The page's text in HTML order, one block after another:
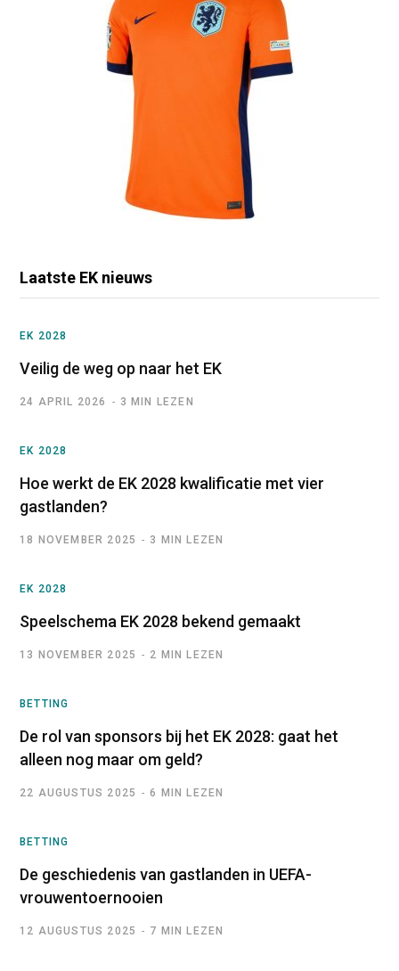
Laatste EK nieuws
EK 2028
Veilig de weg op naar het EK
24 APRIL 2026 3 MIN LEZEN
EK 2028
Hoe werkt de EK 2028 kwalificatie met vier
gastlanden?
18 NOVEMBER 2025 3 MIN LEZEN
EK 2028
Speelschema EK 2028 bekend gemaakt
13 NOVEMBER 2025 2 MIN LEZEN
BETTING
De rol van sponsors bij het EK 2028: gaat het
alleen nog maar om geld?
22 AUGUSTUS 2025 6 MIN LEZEN
BETTING
De geschiedenis van gastlanden in UEFA-
vrouwentoernooien
12 AUGUSTUS 2025 7 MIN LEZEN